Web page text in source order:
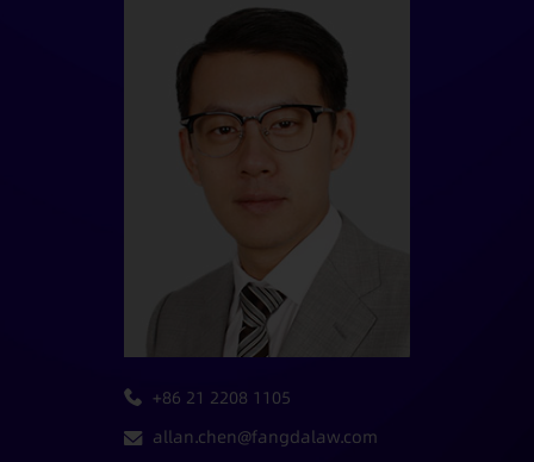
+86 21 2208 1105
allan.chen@fangdalaw.com